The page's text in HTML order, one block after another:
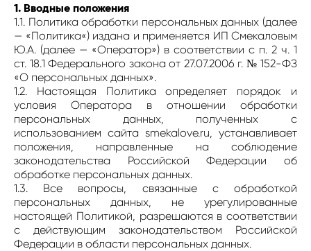
1. Вводные положения
1.1. Политика обработки персональных данных (далее
— «Политика«) издана и применяется ИП Смекаловым
Ю.А. (далее — «Оператор») в соответствии с п. 2 ч. 1
ст. 18.1 Федерального закона от 27.07.2006 г. № 152-ФЗ
«О персональных данных».
1.2. Настоящая Политика определяет порядок и
условия Оператора в отношении обработки
персональных данных, полученных с
использованием сайта smekalove.ru, устанавливает
положения, направленные на соблюдение
законодательства Российской Федерации об
обработке персональных данных.
1.3. Все вопросы, связанные с обработкой
персональных данных, не урегулированные
настоящей Политикой, разрешаются в соответствии
с действующим законодательством Российской
Федерации в области персональных данных.